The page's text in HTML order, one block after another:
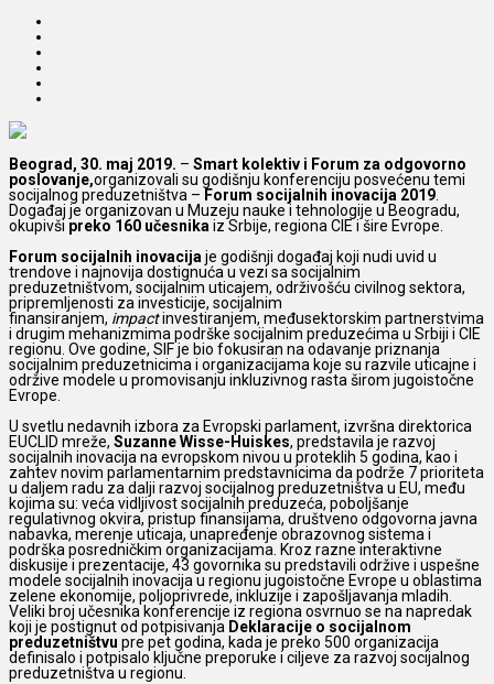
Beograd, 30. maj 2019. – Smart kolektiv i Forum za odgovorno
poslovanje,organizovali su godišnju konferenciju posvećenu temi
socijalnog preduzetništva – Forum socijalnih inovacija 2019
Događaj je organizovan u Muzeju nauke i tehnologije u Beogradu,
okupivši preko 160 učesnika iz Srbije, regiona CIE i šire Evrope.
Forum socijalnih inovacija je godišnji događaj koji nudi uvid u
trendove i najnovija dostignuća u vezi sa socijalnim
preduzetništvom, socijalnim uticajem, održivošću civilnog sektora,
pripremljenosti za investicije, socijalnim
finansiranjem, impactinvestiranjem, međusektorskim partnerstvima
i drugim mehanizmima podrške socijalnim preduzećima u Srbiji i CIE
regionu. Ove godine, SIF je bio fokusiran na odavanje priznanja
socijalnim preduzetnicima i organizacijama koje su razvile uticajne i
održive modele u promovisanju inkluzivnog rasta širom jugoistočne
Evrope.
U svetlu nedavnih izbora za Evropski parlament, izvršna direktorica
EUCLID mreže, Suzanne Wisse-Huiskes, predstavila je razvoj
socijalnih inovacija na evropskom nivou u proteklih 5 godina, kao i
zahtev novim parlamentarnim predstavnicima da podrže 7 prioriteta
u daljem radu za dalji razvoj socijalnog preduzetništva u EU, među
kojima su: veća vidljivost socijalnih preduzeća, poboljšanje
regulativnog okvira, pristup finansijama, društveno odgovorna javna
nabavka, merenje uticaja, unapređenje obrazovnog sistema i
podrška posredničkim organizacijama. Kroz razne interaktivne
diskusije i prezentacije, 43 govornika su predstavili održive i uspešne
modele socijalnih inovacija u regionu jugoistočne Evrope u oblastima
zelene ekonomije, poljoprivrede, inkluzije i zapošljavanja mladih.
Veliki broj učesnika konferencije iz regiona osvrnuo se na napredak
koji je postignut od potpisivanja Deklaracije o socijalnom
preduzetništvu pre pet godina, kada je preko 500 organizacija
definisalo i potpisalo ključne preporuke i ciljeve za razvoj socijalnog
preduzetništva u regionu.